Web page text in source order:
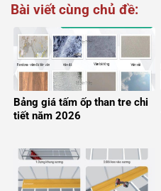
Bài viết cùng chủ đề:
Bảng giá tấm ốp than tre chi
tiết năm 2026